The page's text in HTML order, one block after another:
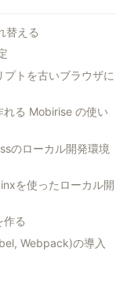
替える
トを古いブラウザに
る Mobirise の使い
のローカル開発環境
を使ったローカル開
る
Webpack)の導入